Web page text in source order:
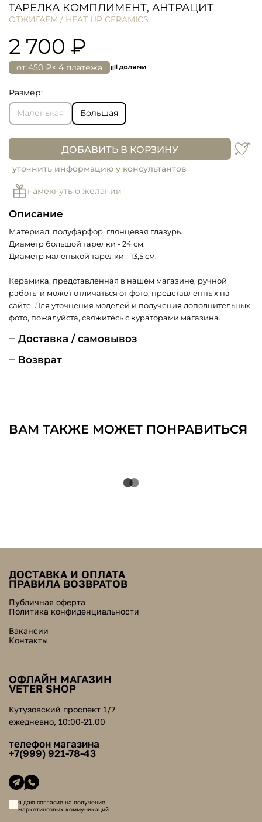
ТАРЕЛКА КОМПЛИМЕНТ, АНТРАЦИТ
ОТЖИГАЕМ / HEAT UP CERAMICS
2 700 ₽
от 450 ₽× 4 платежа
Размер:
Маленькая
Большая
ДОБАВИТЬ В КОРЗИНУ
уточнить информацию у консультантов
намекнуть о желании
Описание
Материал: полуфарфор, глянцевая глазурь.
Диаметр большой тарелки - 24 см.
Диаметр маленькой тарелки - 13,5 см.
Керамика, представленная в нашем магазине, ручной
работы и может отличаться от фото, представленных на
сайте. Для уточнения моделей и получения дополнительных
фото, пожалуйста, свяжитесь с кураторами магазина.
Доставка / самовывоз
Возврат
ВАМ ТАКЖЕ МОЖЕТ ПОНРАВИТЬСЯ
ДОСТАВКА И ОПЛАТА
ПРАВИЛА ВОЗВРАТОВ
Публичная оферта
Политика конфиденциальности
Вакансии
Контакты
ОФЛАЙН МАГАЗИН
VETER SHOP
Кутузовский проспект 1/7
ежедневно, 10:00-21.00
телефон магазина
+7(999) 921-78-43
я даю согласие на получение
маркетинговых коммуникаций